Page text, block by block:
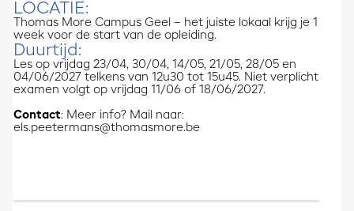
LOCATIE:
Thomas More Campus Geel – het juiste lokaal krijg je 1
week voor de start van de opleiding.
Duurtijd:
Les op vrijdag 23/04, 30/04, 14/05, 21/05, 28/05 en
04/06/2027 telkens van 12u30 tot 15u45. Niet verplicht
examen volgt op vrijdag 11/06 of 18/06/2027.
Contact: Meer info? Mail naar:
els.peetermans@thomasmore.be